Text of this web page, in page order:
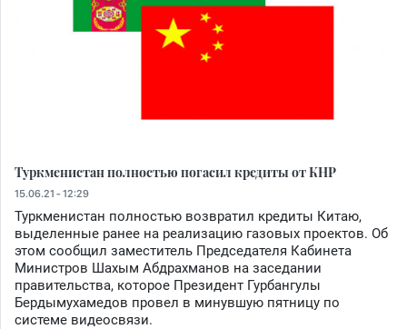
Туркменистан полностью погасил кредиты от КНР
15.06.21 - 12:29
Туркменистан полностью возвратил кредиты Китаю,
выделенные ранее на реализацию газовых проектов. Об
этом сообщил заместитель Председателя Кабинета
Министров Шахым Абдрахманов на заседании
правительства, которое Президент Гурбангулы
Бердымухамедов провел в минувшую пятницу по
системе видеосвязи.